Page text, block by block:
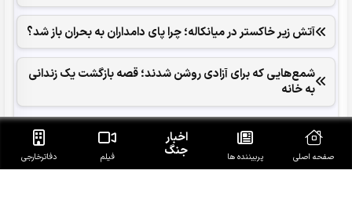
آتش زیر خاکستر در میانکاله؛ چرا پای دامداران به بحران باز شد؟
شمع‌هایی که ‌برای آزادی روشن شدند؛ قصه بازگشت یک زندانی
به خانه
صفحه اصلی پربیننده ها
اخبار
جنگ فیلم دفاتر‌خارجی